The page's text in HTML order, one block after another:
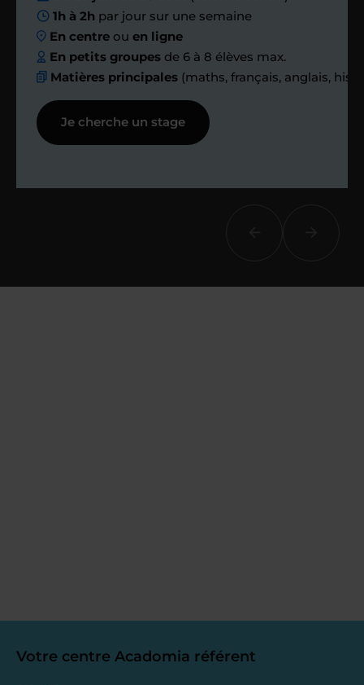
Nous planifions
ensemble des
échanges réguliers
Afin de suivre le travail et les progrès
1h à 2h par jour sur une semaine
En centre ouen ligne
En petits groupes de 6 à 8 élèves max.
Matières principales (maths, français, anglais,
Je cherche un stage
Votre centre Acadomia référent